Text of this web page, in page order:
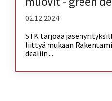
02.12.2024
STK tarjoaa
liittyä mukaan
dealiin....